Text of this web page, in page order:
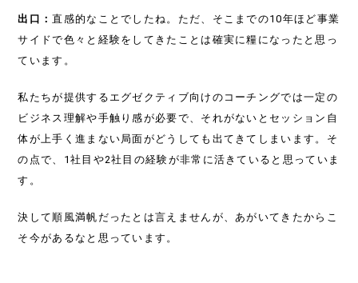
SOLUTIONS
NEWS
SEMINAR
CASE
出口：直感的なことでしたね。ただ、そこまでの10年ほど事業
サイドで色々と経験をしてきたことは確実に糧になったと思っ
ています。
私たちが提供するエグゼクティブ向けのコーチングでは一定の
ビジネス理解や手触り感が必要で、それがないとセッション自
体が上手く進まない局面がどうしても出てきてしまいます。そ
の点で、1社目や2社目の経験が非常に活きていると思っていま
す。
決して順風満帆だったとは言えませんが、あがいてきたからこ
そ今があるなと思っています。